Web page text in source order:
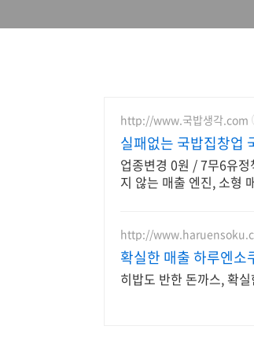
http://www.국밥생각.com
실패없는 국밥집창업
업종변경 0원 / 7무6유
지 않는 매출 엔진, 소형
http://
확실한 매출 하루엔소
히밥도 반한 돈까스, 확